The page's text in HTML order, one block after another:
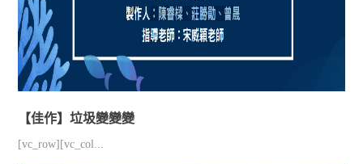
【佳作】垃圾變變變
[vc_row][vc_col...